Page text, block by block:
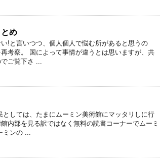
め
!と言いつつ、個人個人で悩む所があると思うの
考察。 国によって事情が違うとは思いますが、共
ご覧下さ ...
しては、たまにムーミン美術館にマッタリしに行
内部を見る訳ではなく無料の読書コーナーでムーミ
ミンの ...